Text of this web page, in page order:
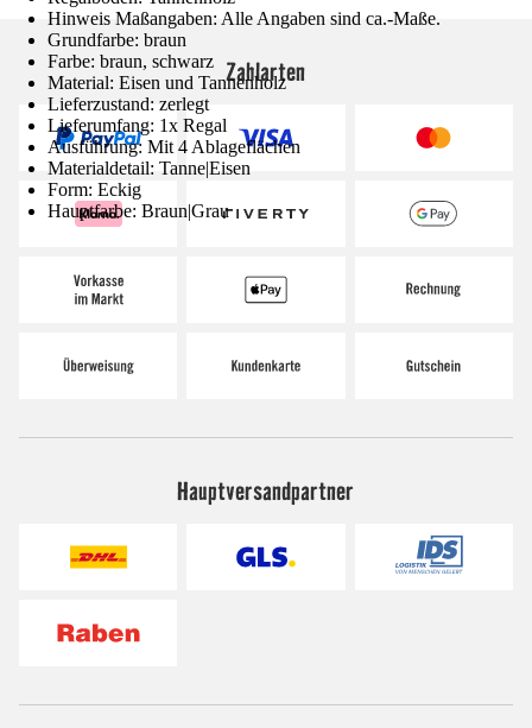
Hinweis Maßangaben: Alle Angaben sind ca.-Maße.
Grundfarbe: braun
Farbe: braun, schwarz
Material: Eisen und Tannenholz
Lieferzustand: zerlegt
Lieferumfang: 1x Regal
Ausführung: Mit 4 Ablageflächen
Materialdetail: Tanne|Eisen
Form: Eckig
Hauptfarbe: Braun|Grau
Zahlarten
Hauptversandpartner